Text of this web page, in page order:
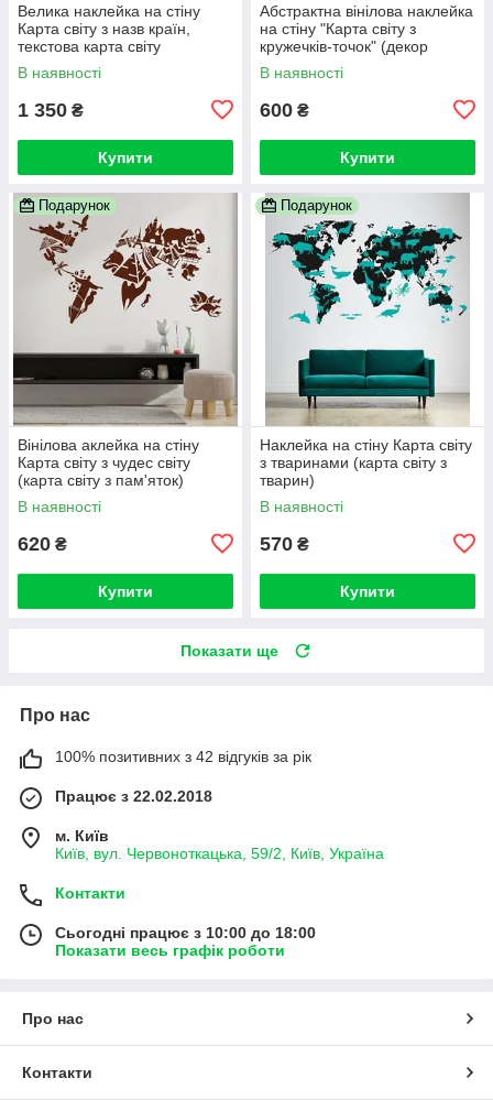
Велика наклейка на стіну
Карта світу з назв країн,
текстова карта світу
В наявності
1 350 ₴
Купити
Абстрактна вінілова наклейка
на стіну "Карта світу з
кружечків-точок" (декор
офісу)
В наявності
600 ₴
Купити
Подарунок
Вінілова аклейка на стіну
Карта світу з чудес світу
(карта світу з пам'яток)
В наявності
620 ₴
Купити
Подарунок
Наклейка на стіну Карта світу
з тваринами (карта світу з
тварин)
В наявності
570 ₴
Купити
Показати ще
Про нас
100% позитивних з 42 відгуків за рік
Працює з 22.02.2018
м. Київ
Київ, вул. Червоноткацька, 59/2, Київ, Україна
Контакти
Сьогодні працює з 10:00 до 18:00
Показати весь графік роботи
Про нас
Контакти